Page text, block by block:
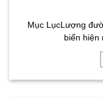
Mục LụcLượng
biến hiện